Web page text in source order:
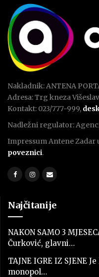
Nakladnik: ANTENA
Adresa: Trg kneza
Kontakt: 023/777-999,
Nadležni regulator:
Impressum Antene Zadar
poveznici.
Najčitanije
NAKON SAMO 3
Čurković, glavni…
TAJNE IGRE IZ SJENE
monopol…